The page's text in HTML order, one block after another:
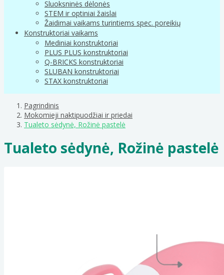
Sluoksninės dėlonės
STEM ir optiniai žaislai
Žaidimai vaikams turintiems spec. poreikių
Konstruktoriai vaikams
Mediniai konstruktoriai
PLUS PLUS konstruktoriai
Q-BRICKS konstruktoriai
SLUBAN konstruktoriai
STAX konstruktoriai
Pagrindinis
Mokomieji naktipuodžiai ir priedai
Tualeto sėdynė, Rožinė pastelė
Tualeto sėdynė, Rožinė pastelė